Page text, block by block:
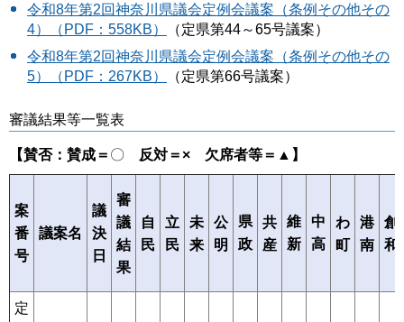
令和8年第2回神奈川県議会定例会議案（条例その他その
4）（PDF：558KB）
（定県第44～65号議案）
令和8年第2回神奈川県議会定例会議案（条例その他その
5）（PDF：267KB）
（定県第66号議案）
審議結果等一覧表
【賛否：賛成＝ 〇 反対＝× 欠席者等＝▲】
案
番
号
議案名
議
決
日
審
議
結
果
自
民
立
民
未
来
公
明
県
政
共
産
維
新
中
高
わ
町
港
南
創
和
定